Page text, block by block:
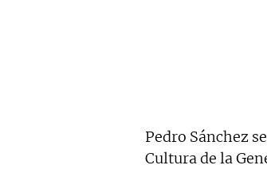
Pedro Sánchez
Cultura de la